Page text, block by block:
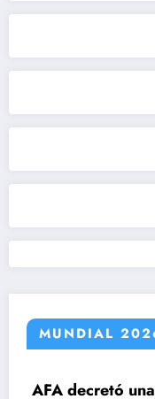
MUNDIAL
una nueva